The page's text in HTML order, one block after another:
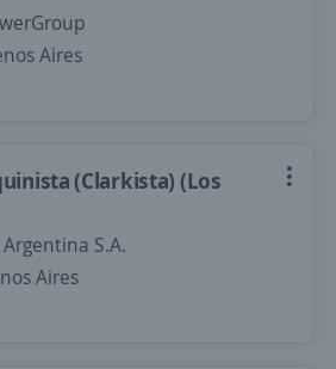
Aires
(Clarkista) (Los
S.A.
Aires